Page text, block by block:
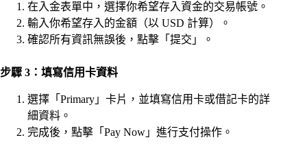
在入金表單中，選擇你希望存入資金的交易帳號。
輸入你希望存入的金額（以 USD 計算）。
確認所有資訊無誤後，點擊「提交」。
步驟 3：填寫信用卡資料
選擇「Primary」卡片，並填寫信用卡或借記卡的詳
細資料。
完成後，點擊「Pay Now」進行支付操作。